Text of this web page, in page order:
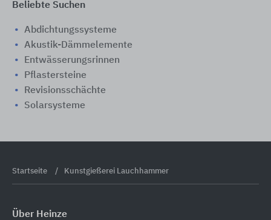
Beliebte Suchen
Abdichtungssysteme
Akustik-Dämmelemente
Entwässerungsrinnen
Pflastersteine
Revisionsschächte
Solarsysteme
Startseite Kunstgießerei Lauchhammer
Über Heinze